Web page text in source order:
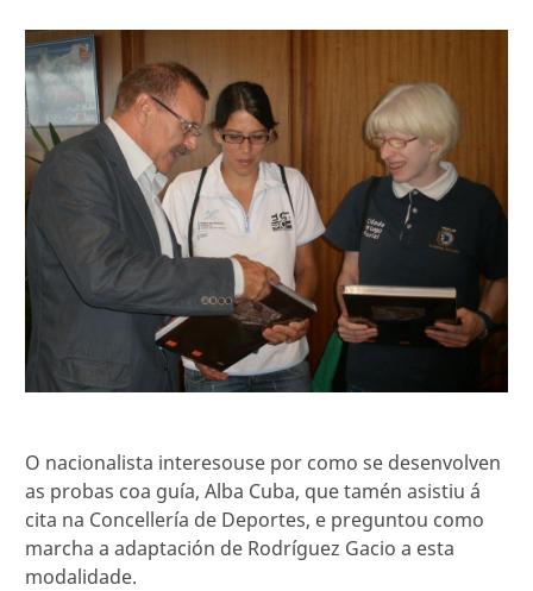
O nacionalista interesouse por como se desenvolven
as probas coa guía, Alba Cuba, que tamén asistiu á
cita na Concellería de Deportes, e preguntou como
marcha a adaptación de Rodríguez Gacio a esta
modalidade.